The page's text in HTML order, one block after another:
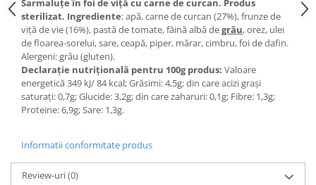
Sarmaluțe în foi de viță cu carne de curcan. Produs
sterilizat. Ingrediente: apă, carne de curcan (27%), frunze de
viță de vie (16%), pastă de tomate, făină albă degrâu, orez, ulei
de floarea-sorelui, sare, ceapă, piper, mărar, cimbru, foi de dafin.
Alergeni: grâu (gluten).
Declarație nutrițională pentru 100g produs: Valoare
energetică 349 kJ/ 84 kcal; Grăsimi: 4,5g; din care acizi grași
saturați: 0,7g; Glucide: 3,2g; din care zaharuri: 0,1g; Fibre: 1,3g;
Proteine: 6,9g; Sare: 1,3g.
Informatii conformitate produs
Review-uri(0)